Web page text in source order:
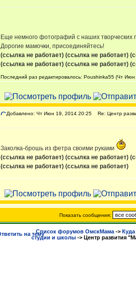
Еще немного фотографий с наших творческих
Дорогие мамочки, присоединяйтесь!
(ссылка не работает) (ссылка не работает)
(ссылка не работает) (ссылка не работает)
Последний раз редактировалось: Poushinka55 (Чт
Добавлено: Чт Июн 19, 2014 20:25 Re: Центр
Заколка-брошь из фетра своими руками
(ссылка не работает) (ссылка не работает)
(ссылка не работает) (ссылка не работает)
Показать сообщения:
Список форумов ОмскМама -> Куда
студии и школы -> Центр развития